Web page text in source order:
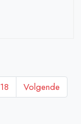
18 Volgende